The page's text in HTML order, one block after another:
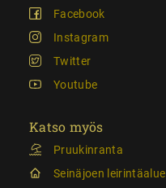
Facebook
Instagram
Twitter
Youtube
Katso myös
Pruukinranta
Seinäjoen leirintäalue